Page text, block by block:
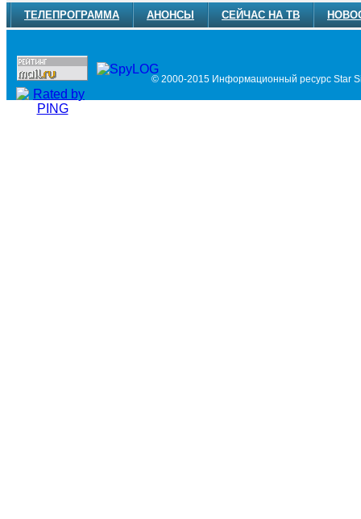
ТЕЛЕПРОГРАММА АНОНСЫ СЕЙЧАС НА ТВ
© 2000-2015 Информационный ресурс Star